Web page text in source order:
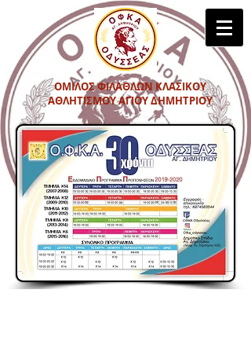
ΟΜΙΛΟΣ ΦΙΛΑΘΛΩΝ ΚΛΑΣΙΚΟΥ
ΑΘΛΗΤΙΣΜΟΥ ΑΓΙΟΥ ΔΗΜΗΤΡΙΟΥ